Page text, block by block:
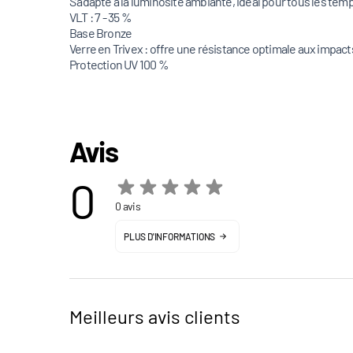
VLT : 7 - 35 %
Base Bronze
Verre en Trivex : offre une résistance optimale aux
Protection UV 100 %
Avis
0 0 avis
PLUS D'INFORMATIONS
Meilleurs avis clients